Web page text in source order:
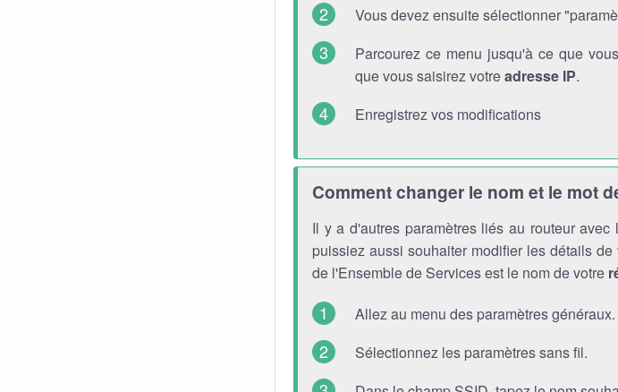
Vous devez ensuite sélectionner
Parcourez ce menu jusqu'à ce que
que vous saisirez votreadresse IP.
Enregistrez vos modifications
Comment changer le nom et le mot
Il y a d'autres paramètres liés au routeur
puissiez aussi souhaiter modifier les détails de
de l'Ensemble de Services est le nom de votre
Allez au menu des paramètres généraux.
Sélectionnez les paramètres sans fil.